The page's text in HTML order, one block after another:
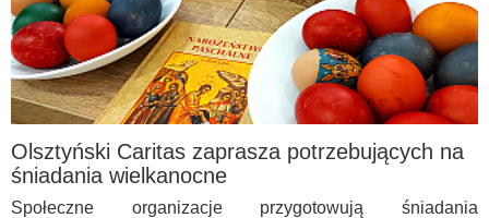
Olsztyński Caritas zaprasza potrzebujących na
śniadania wielkanocne
Społeczne organizacje przygotowują śniadania